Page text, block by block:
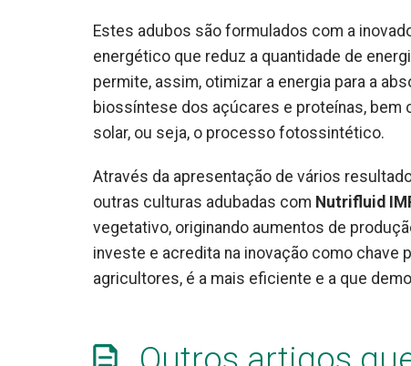
Estes adubos são formulados com a
energético que reduz a quantidade de
permite, assim, otimizar a energia para a
biossíntese dos açúcares e proteínas, bem
solar, ou seja, o processo fotossintético.
Através da apresentação de vários
outras culturas adubadas com Nutrifluid
vegetativo, originando aumentos de
investe e acredita na inovação como chave
agricultores, é a mais eficiente e a que